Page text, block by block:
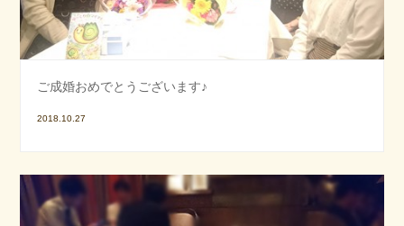
ご成婚おめでとうございます♪
2018.10.27